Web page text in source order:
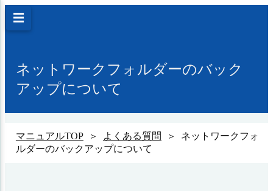
☰
ネットワークフォルダーのバック
アップについて
マニュアルTOP＞ よくある質問
＞ ネットワークフォ
ルダーのバックアップについて